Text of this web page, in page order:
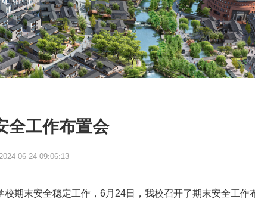
全工作布置会
06-24 09:06:13
期末安全稳定工作，6月24日，我校召开了期末安全工作